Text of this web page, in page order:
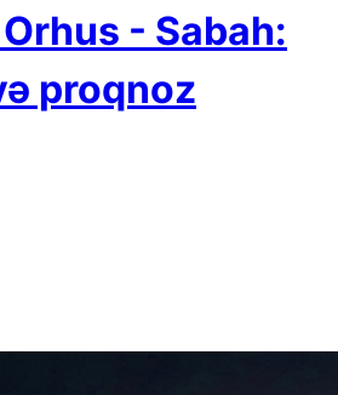
- Sabah:
proqnoz